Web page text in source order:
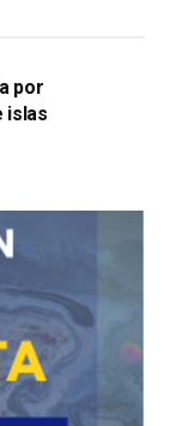
por
islas